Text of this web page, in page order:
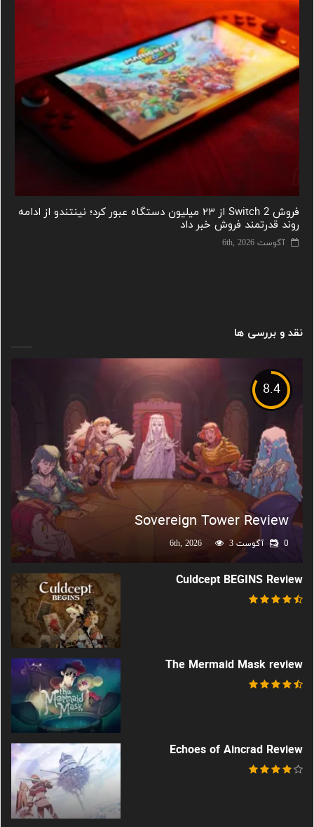
فروش Switch 2 از ۲۳ میلیون دستگاه عبور کرد؛ نینتندو از ادامه
روند قدرتمند فروش خبر داد
آگوست 6th, 2026
نقد و بررسی ها
8.4
Sovereign Tower Review
آگوست 6th, 2026 3 0
Culdcept BEGINS Review
The Mermaid Mask review
Echoes of Aincrad Review